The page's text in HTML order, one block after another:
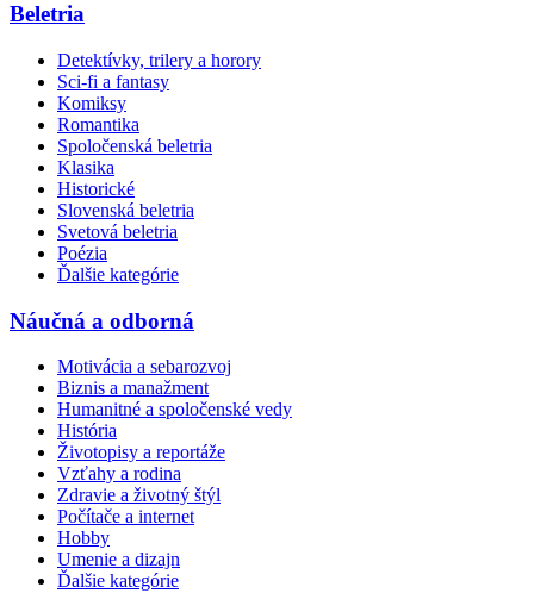
Beletria
Detektívky, trilery a horory
Sci-fi a fantasy
Komiksy
Romantika
Spoločenská beletria
Klasika
Historické
Slovenská beletria
Svetová beletria
Poézia
Ďalšie kategórie
Náučná a odborná
Motivácia a sebarozvoj
Biznis a manažment
Humanitné a spoločenské vedy
História
Životopisy a reportáže
Vzťahy a rodina
Zdravie a životný štýl
Počítače a internet
Hobby
Umenie a dizajn
Ďalšie kategórie